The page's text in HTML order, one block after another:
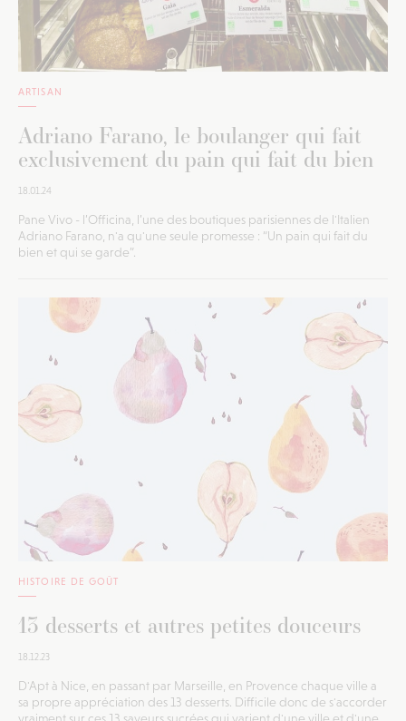
ARTISAN
Adriano Farano, le boulanger qui fait
exclusivement du pain qui fait du bien
18.01.24
Pane Vivo - l’Officina, l’une des boutiques parisiennes de l'Italien
Adriano Farano, n'a qu'une seule promesse : “Un pain qui fait du
bien et qui se garde”.
HISTOIRE DE GOÛT
13 desserts et autres petites douceurs
18.12.23
D'Apt à Nice, en passant par Marseille, en Provence chaque ville a
sa propre appréciation des 13 desserts. Difficile donc de s'accorder
vraiment sur ces 13 saveurs sucrées qui varient d'une ville et d'une